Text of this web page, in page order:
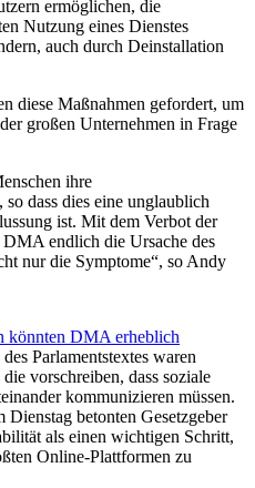
ermöglichen, die
Nutzung eines Dienstes
auch durch Deinstallation
diese Maßnahmen gefordert, um
großen Unternehmen in Frage
ihre
dass dies eine unglaublich
ist. Mit dem Verbot der
endlich die Ursache des
nur die Symptome“, so Andy
könnten DMA erheblich
Parlamentstextes waren
vorschreiben, dass soziale
kommunizieren müssen.
Dienstag betonten Gesetzgeber
als einen wichtigen Schritt,
Online-Plattformen zu